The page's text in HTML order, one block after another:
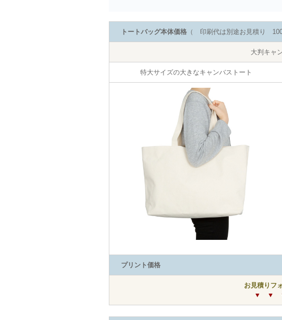
トートバッグ本体価格 （ 印刷代は別途お見積り 100
大判キャ
特大サイズの大きなキャンバストート
プリント価格
お見積りフ
▼ ▼